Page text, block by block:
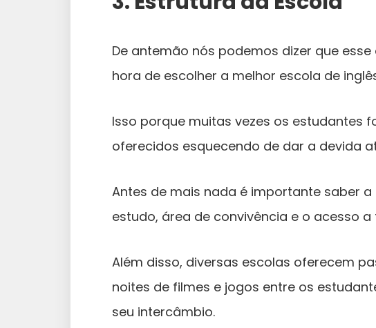
De antemão nós podemos dizer que
hora de escolher a melhor escola de
Isso porque muitas vezes os estudantes
oferecidos esquecendo de dar a devida
Antes de mais nada é importante saber
estudo, área de convivência e o acesso
Além disso, diversas escolas oferecem
noites de filmes e jogos entre os
seu intercâmbio.